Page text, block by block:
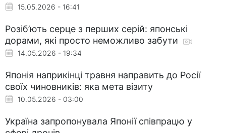
15.05.2026 - 16:41
Розіб’ють серце з перших серій: японські
дорами, які просто неможливо забути
14.05.2026 - 19:34
Японія наприкінці травня направить до Росії
своїх чиновників: яка мета візиту
10.05.2026 - 03:00
Україна запропонувала Японії співпрацю у